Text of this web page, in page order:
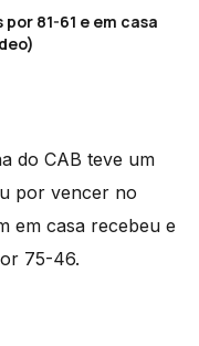
81-61 e em casa
do CAB teve um
por vencer no
em casa recebeu e
75-46.